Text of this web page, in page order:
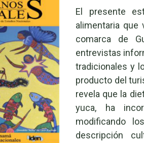
El presente
alimentaria que
comarca de
entrevistas
tradicionales y
producto del
revela que la
yuca, ha
modificando
descripción